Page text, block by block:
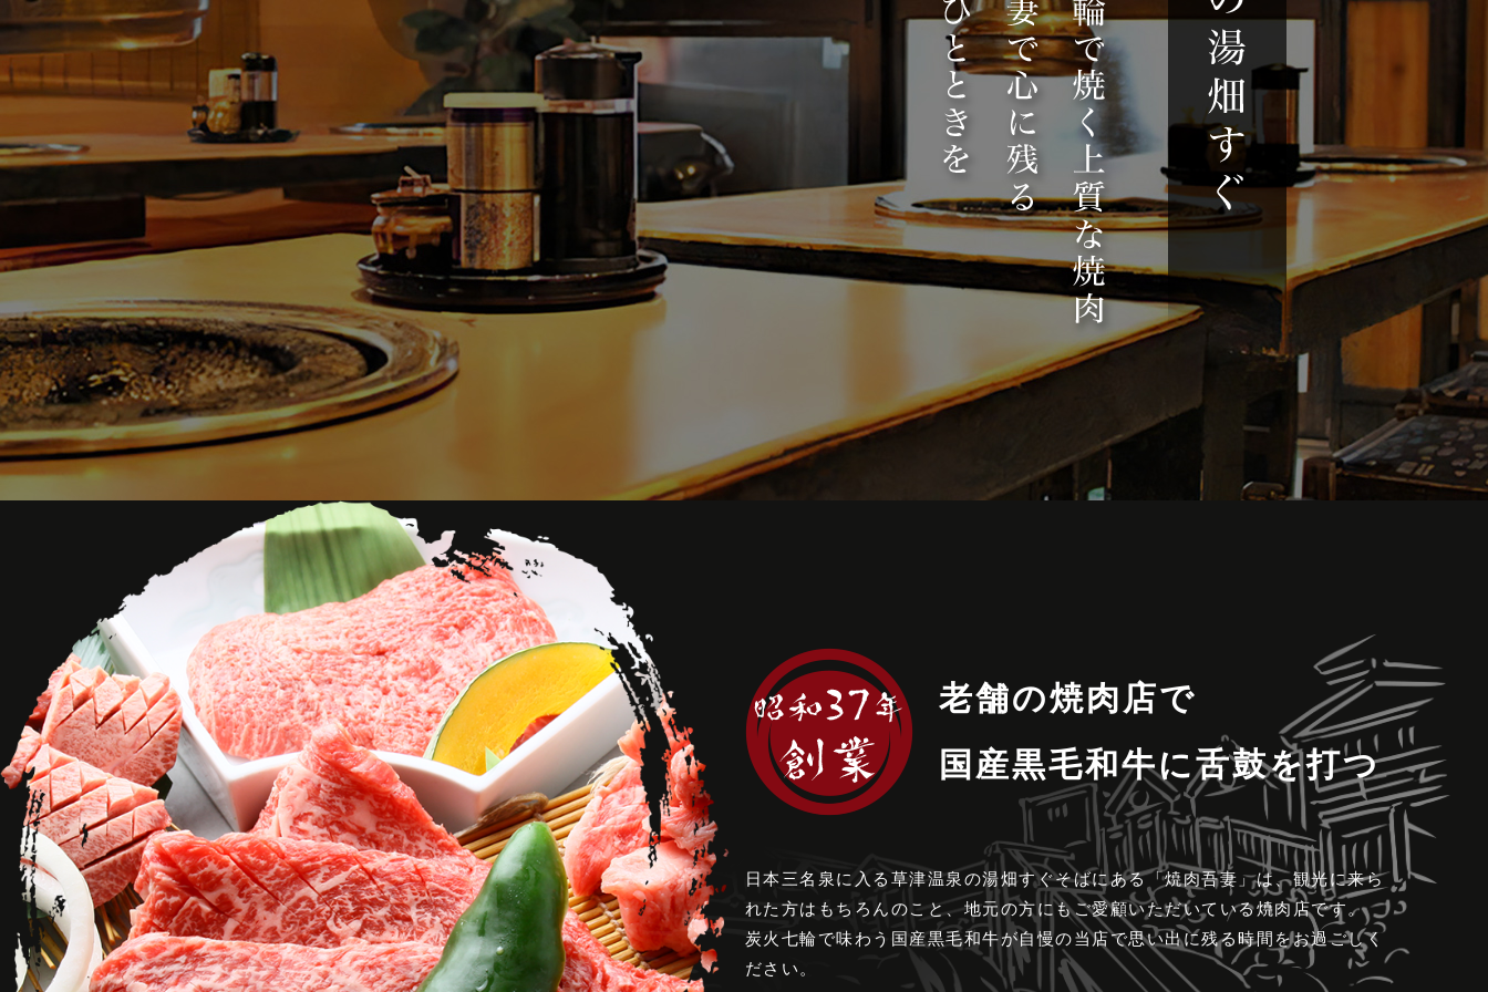
老舗の焼肉店で
国産黒毛和牛に舌鼓を打つ
日本三名泉に入る草津温泉の湯畑すぐそばにある「焼肉吾妻」は、観光に来ら
れた方はもちろんのこと、地元の方にもご愛顧いただいている焼肉店です。
炭火七輪で味わう国産黒毛和牛が自慢の当店で思い出に残る時間をお過ごしく
ださい。